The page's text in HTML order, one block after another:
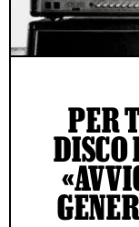
PER
DISCO